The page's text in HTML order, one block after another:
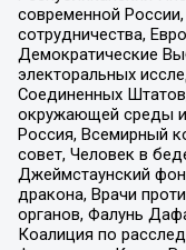
современной
сотрудничества,
Демократические
электоральных
Соединенных
окружающей среды и
Россия, Всемирный
совет, Человек в
Джеймстаунский
дракона, Врачи
органов, Фалунь
Коалиция по